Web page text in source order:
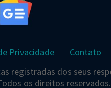
Privacidade
Contato
registradas dos seus
os direitos reservados.